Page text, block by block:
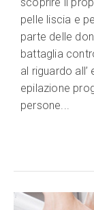
pelle liscia e
parte delle
battaglia
al riguardo
epilazione
persone...